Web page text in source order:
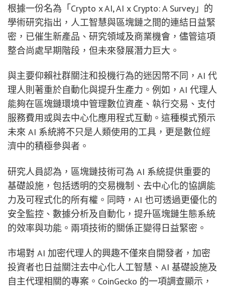
根據一份名為「Crypto x AI, AI x Crypto: A Survey」的
學術研究指出，人工智慧與區塊鏈之間的連結日益緊
密，已催生新產品、研究領域及商業機會，儘管這項
整合尚處早期階段，但未來發展潛力巨大。
與主要仰賴社群關注和投機行為的迷因幣不同，AI 代
理人則著重於自動化與提升生產力。例如，AI 代理人
能夠在區塊鏈環境中管理數位資產、執行交易、支付
服務費用或與去中心化應用程式互動。這種模式預示
未來 AI 系統將不只是人類使用的工具，更是數位經
濟中的積極參與者。
研究人員認為，區塊鏈技術可為 AI 系統提供重要的
基礎設施，包括透明的交易機制、去中心化的協調能
力及可程式化的所有權。同時，AI 也可透過更優化的
安全監控、數據分析及自動化，提升區塊鏈生態系統
的效率與功能。兩項技術的關係正變得日益緊密。
市場對 AI 加密代理人的興趣不僅來自開發者，加密
投資者也日益關注去中心化人工智慧、AI 基礎設施及
自主代理相關的專案。CoinGecko 的一項調查顯示，